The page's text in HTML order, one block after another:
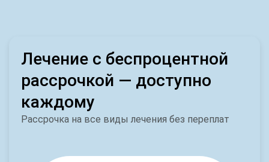
Лечение с беспроцентной
рассрочкой — доступно
каждому
Рассрочка на все виды лечения без переплат